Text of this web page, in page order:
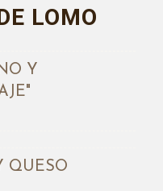
LOMO
Y
QUESO